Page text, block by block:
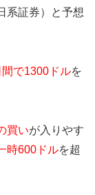
系証券）と予想
で1300ドルを
買いが入りやす
時600ドルを超